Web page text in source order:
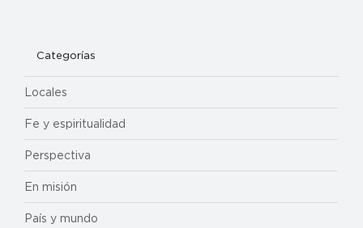
Categorías
Locales
Fe y espiritualidad
Perspectiva
En misión
País y mundo